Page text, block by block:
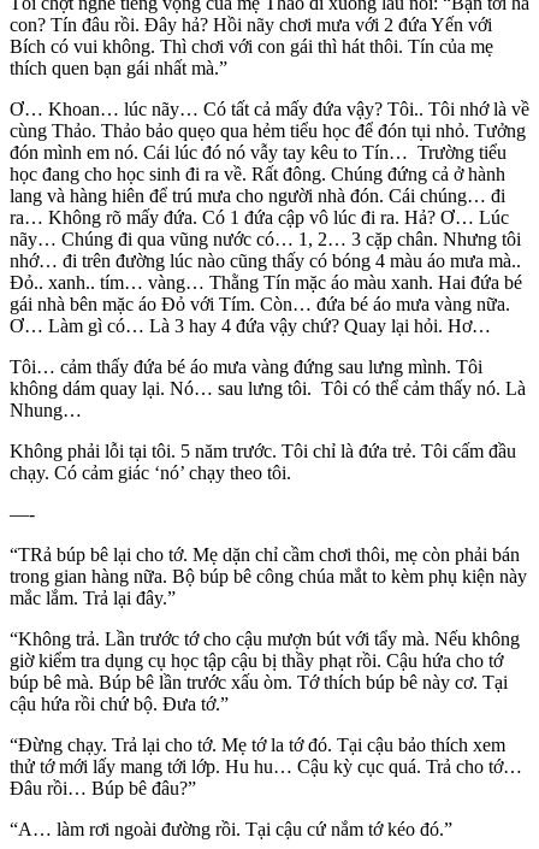
con? Tín đâu rồi. Đây hả? Hồi nãy chơi mưa với 2 đứa Yến với
Bích có vui không. Thì chơi với con gái thì hát thôi. Tín của mẹ
thích quen bạn gái nhất mà.”
Ơ… Khoan… lúc nãy… Có tất cả mấy đứa vậy? Tôi.. Tôi nhớ là về
cùng Thảo. Thảo bảo quẹo qua hẻm tiểu học để đón tụi nhỏ. Tưởng
đón mình em nó. Cái lúc đó nó vẫy tay kêu to Tín… Trường tiểu
học đang cho học sinh đi ra về. Rất đông. Chúng đứng cả ở hành
lang và hàng hiên để trú mưa cho người nhà đón. Cái chúng… đi
ra… Không rõ mấy đứa. Có 1 đứa cập vô lúc đi ra. Hả? Ơ… Lúc
nãy… Chúng đi qua vũng nước có… 1, 2… 3 cặp chân. Nhưng tôi
nhớ… đi trên đường lúc nào cũng thấy có bóng 4 màu áo mưa mà..
Đỏ.. xanh.. tím… vàng… Thằng Tín mặc áo màu xanh. Hai đứa bé
gái nhà bên mặc áo Đỏ với Tím. Còn… đứa bé áo mưa vàng nữa.
Ơ… Làm gì có… Là 3 hay 4 đứa vậy chứ? Quay lại hỏi. Hơ…
Tôi… cảm thấy đứa bé áo mưa vàng đứng sau lưng mình. Tôi
không dám quay lại. Nó… sau lưng tôi. Tôi có thể cảm thấy nó. Là
Nhung…
Không phải lỗi tại tôi. 5 năm trước. Tôi chỉ là đứa trẻ. Tôi cấm đầu
chạy. Có cảm giác ‘nó’ chạy theo tôi.
—-
“TRả búp bê lại cho tớ. Mẹ dặn chỉ cầm chơi thôi, mẹ còn phải bán
trong gian hàng nữa. Bộ búp bê công chúa mắt to kèm phụ kiện này
mắc lắm. Trả lại đây.”
“Không trả. Lần trước tớ cho cậu mượn bút với tẩy mà. Nếu không
giờ kiểm tra dụng cụ học tập cậu bị thầy phạt rồi. Cậu hứa cho tớ
búp bê mà. Búp bê lần trước xấu òm. Tớ thích búp bê này cơ. Tại
cậu hứa rồi chứ bộ. Đưa tớ.”
“Đừng chạy. Trả lại cho tớ. Mẹ tớ la tớ đó. Tại cậu bảo thích xem
thử tớ mới lấy mang tới lớp. Hu hu… Cậu kỳ cục quá. Trả cho tớ…
Đâu rồi… Búp bê đâu?”
“A… làm rơi ngoài đường rồi. Tại cậu cứ nắm tớ kéo đó.”